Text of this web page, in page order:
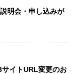
明会・申し込みが
サイトURL変更のお